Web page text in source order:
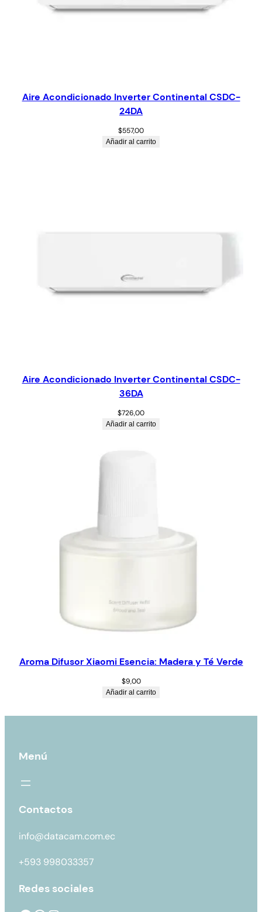
Aire Acondicionado Inverter Continental CSDC-
24DA
$557,00
Añadir al carrito
Aire Acondicionado Inverter Continental CSDC-
36DA
$726,00
Añadir al carrito
Aroma Difusor Xiaomi Esencia: Madera y Té Verde
$9,00
Añadir al carrito
Menú
Contactos
info@datacam.com.ec
+593 998033357
Redes sociales